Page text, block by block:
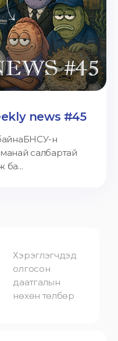
news #45
н
салбартай
ба...
Хэрэглэгчдэд
олгосон
даатгалын
нөхөн төлбөр